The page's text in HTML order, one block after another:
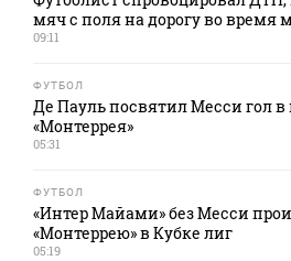
мяч с поля на дорогу во время
09:11
ФУТБОЛ
Де Пауль посвятил Месси гол в
«Монтеррея»
05:31
ФУТБОЛ
«Интер Майами» без Месси
«Монтеррею» в Кубке лиг
05:19